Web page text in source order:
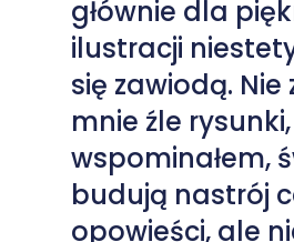
głównie dla
ilustracji
się zawiodą. Nie
mnie źle
wspominałem,
budują nastrój
opowieści, ale